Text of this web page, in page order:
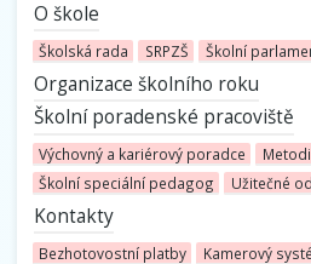
O škole
Školská rada SRPZŠ Školní
Organizace školního roku
Školní poradenské pracoviště
Výchovný a kariérový poradce
Školní speciální pedagog
Užitečné
Kontakty
Bezhotovostní platby Kamerový